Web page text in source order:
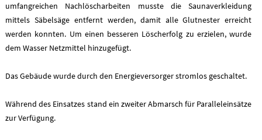
umfangreichen Nachlöscharbeiten musste die Saunaverkleidung
mittels Säbelsäge entfernt werden, damit alle Glutnester erreicht
werden konnten. Um einen besseren Löscherfolg zu erzielen, wurde
dem Wasser Netzmittel hinzugefügt.
Das Gebäude wurde durch den Energieversorger stromlos geschaltet.
Während des Einsatzes stand ein zweiter Abmarsch für Paralleleinsätze
zur Verfügung.